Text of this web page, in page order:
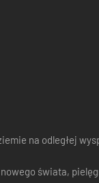
na odległej
świata,